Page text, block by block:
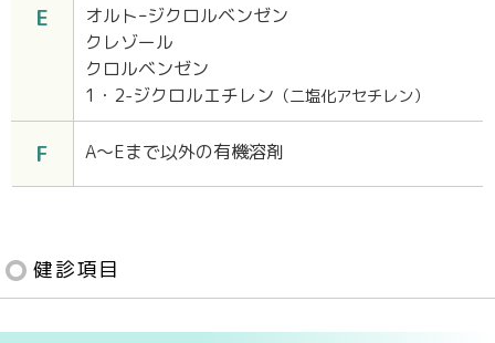
E
オルトｰジクロルベンゼン
クレゾール
クロルベンゼン
1・2-ジクロルエチレン （二塩化アセチレン）
F A〜Eまで以外の有機溶剤
健診項目